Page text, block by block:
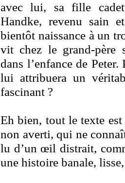
avec lui, sa fille
Handke, revenu sain
bientôt naissance à un
vit chez le grand-père
dans l’enfance de
lui attribuera un
fascinant ?
Eh bien, tout le texte est
non averti, qui ne
lu d’un œil distrait,
une histoire banale,